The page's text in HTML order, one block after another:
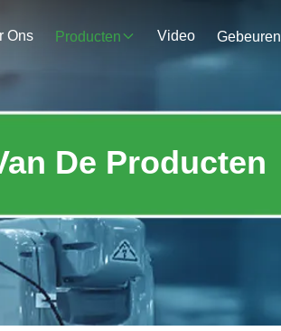
Ons Producten Video Gebeuren
De Producten